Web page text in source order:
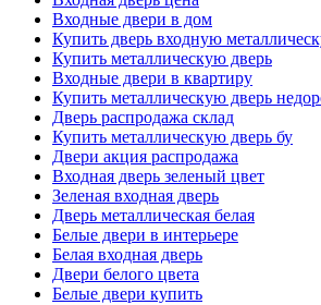
Входные двери в дом
Купить дверь входную
Купить металлическую дверь
Входные двери в квартиру
Купить металлическую дверь
Дверь распродажа склад
Купить металлическую дверь бу
Двери акция распродажа
Входная дверь зеленый цвет
Зеленая входная дверь
Дверь металлическая белая
Белые двери в интерьере
Белая входная дверь
Двери белого цвета
Белые двери купить